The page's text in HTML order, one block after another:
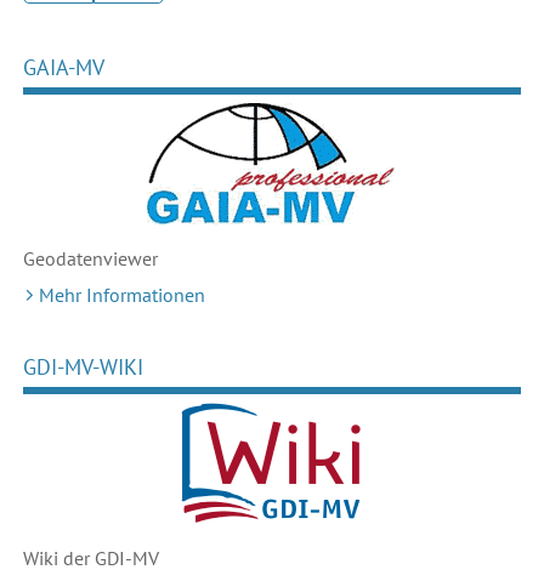
GAIA-MV
Geodatenviewer
Mehr Informationen
GDI-MV-WIKI
Wiki der GDI-MV